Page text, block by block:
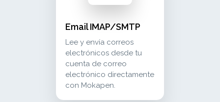
Email IMAP/SMTP
Lee y envía correos
electrónicos desde tu
cuenta de correo
electrónico directamente
con Mokapen.